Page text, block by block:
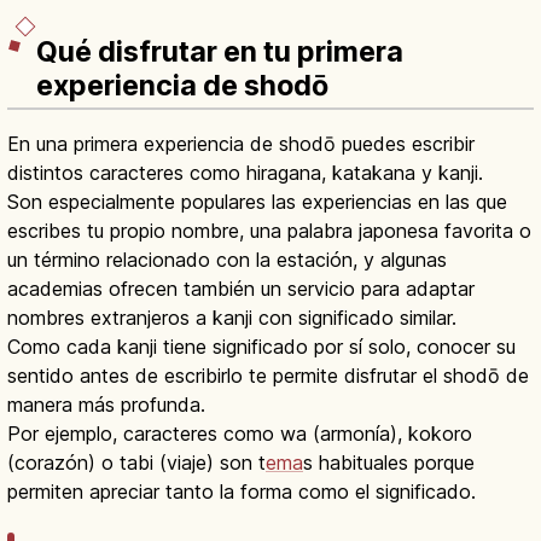
Qué disfrutar en tu primera
experiencia de shodō
En una primera experiencia de shodō puedes escribir
distintos caracteres como hiragana, katakana y kanji.
Son especialmente populares las experiencias en las que
escribes tu propio nombre, una palabra japonesa favorita o
un término relacionado con la estación, y algunas
academias ofrecen también un servicio para adaptar
nombres extranjeros a kanji con significado similar.
Como cada kanji tiene significado por sí solo, conocer su
sentido antes de escribirlo te permite disfrutar el shodō de
manera más profunda.
Por ejemplo, caracteres como wa (armonía), kokoro
(corazón) o tabi (viaje) son temas habituales porque
permiten apreciar tanto la forma como el significado.